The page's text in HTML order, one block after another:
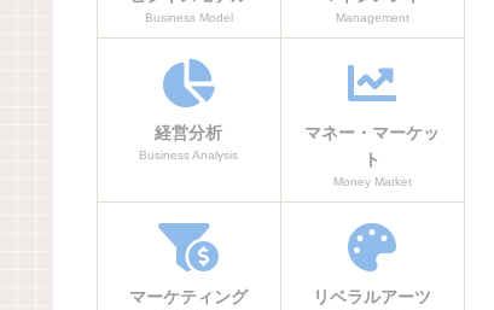
Business Model Management
経営分析
Business Analysis
マネー・マーケッ
ト
Money Market
マーケティング リベラルアーツ